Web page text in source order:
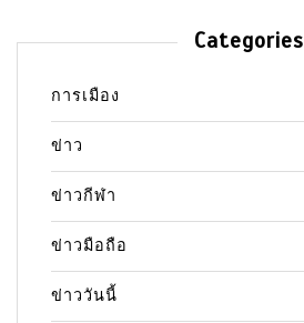
Categories
การเมือง
ข่าว
ข่าวกีฬา
ข่าวมือถือ
ข่าววันนี้